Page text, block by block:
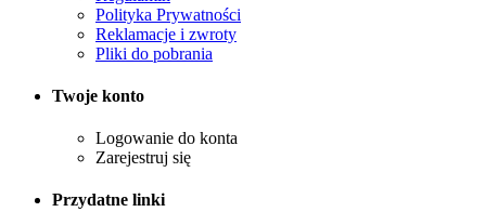
Polityka Prywatności
Reklamacje i zwroty
Pliki do pobrania
Twoje konto
Logowanie do konta
Zarejestruj się
Przydatne linki